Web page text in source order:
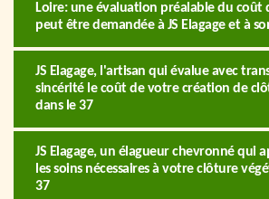
Loire: une évaluation préalable du coût
peut être demandée à JS Elagage et à
JS Elagage, l'artisan qui évalue avec
sincérité le coût de votre création de
dans le 37
JS Elagage, un élagueur chevronné qui
les soins nécessaires à votre clôture
37